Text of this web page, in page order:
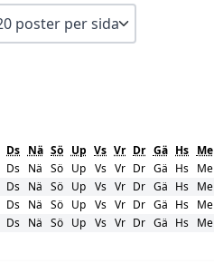
Ds Nä Sö Up Vs Vr Dr Gä Hs Me
Ds Nä Sö Up Vs Vr Dr Gä Hs Me
Ds Nä Sö Up Vs Vr Dr Gä Hs Me
Ds Nä Sö Up Vs Vr Dr Gä Hs Me
Ds Nä Sö Up Vs Vr Dr Gä Hs Me